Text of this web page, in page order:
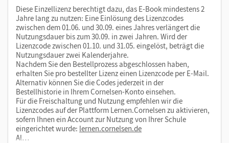
Diese Einzellizenz berechtigt dazu, das E-Book mindestens 2
Jahre lang zu nutzen: Eine Einlösung des Lizenzcodes
zwischen dem 01.06. und 30.09. eines Jahres verlängert die
Nutzungsdauer bis zum 30.09. in zwei Jahren. Wird der
Lizenzcode zwischen 01.10. und 31.05. eingelöst, beträgt die
Nutzungsdauer zwei Kalenderjahre.
Nachdem Sie den Bestellprozess abgeschlossen haben,
erhalten Sie pro bestellter Lizenz einen Lizenzcode per E-Mail.
Alternativ können Sie die Codes jederzeit in der
Bestellhistorie in Ihrem Cornelsen-Konto einsehen.
Für die Freischaltung und Nutzung empfehlen wir die
Lizenzcodes auf der Plattform Lernen.Cornelsen zu aktivieren,
sofern Ihnen ein Account zur Nutzung von Ihrer Schule
eingerichtet wurde: lernen.cornelsen.de
Al…